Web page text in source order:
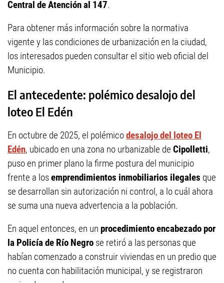
Central de Atención al 147.
Para obtener más información sobre la normativa
vigente y las condiciones de urbanización en la ciudad,
los interesados pueden consultar el sitio web oficial del
Municipio.
El antecedente: polémico desalojo del
loteo El Edén
En octubre de 2025, el polémicodesalojo del loteo El
Edén, ubicado en una zona no urbanizable de Cipolletti,
puso en primer plano la firme postura del municipio
frente a losemprendimientos inmobiliarios ilegales que
se desarrollan sin autorización ni control, a lo cuál ahora
se suma una nueva advertencia a la población.
En aquel entonces, en un procedimiento encabezado por
la Policía de Río Negro se retiró a las personas que
habían comenzado a construir viviendas en un predio que
no cuenta con habilitación municipal, y se registraron